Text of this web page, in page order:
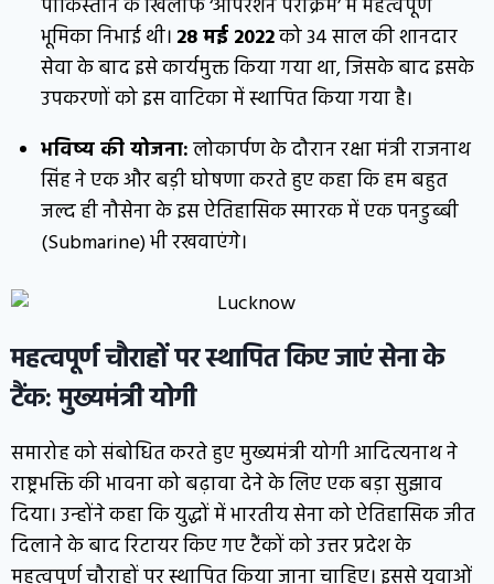
पाकिस्तान के खिलाफ ‘ऑपरेशन पराक्रम’ में महत्वपूर्ण
भूमिका निभाई थी। 28 मई 2022को 34 साल की शानदार
सेवा के बाद इसे कार्यमुक्त किया गया था, जिसके बाद इसके
उपकरणों को इस वाटिका में स्थापित किया गया है।
भविष्य की योजना:लोकार्पण के दौरान रक्षा मंत्री राजनाथ
सिंह ने एक और बड़ी घोषणा करते हुए कहा कि हम बहुत
जल्द ही नौसेना के इस ऐतिहासिक स्मारक में एक पनडुब्बी
(Submarine) भी रखवाएंगे।
महत्वपूर्ण चौराहों पर स्थापित किए जाएं सेना के
टैंक: मुख्यमंत्री योगी
समारोह को संबोधित करते हुए मुख्यमंत्री योगी आदित्यनाथ ने
राष्ट्रभक्ति की भावना को बढ़ावा देने के लिए एक बड़ा सुझाव
दिया। उन्होंने कहा कि युद्धों में भारतीय सेना को ऐतिहासिक जीत
दिलाने के बाद रिटायर किए गए टैंकों को उत्तर प्रदेश के